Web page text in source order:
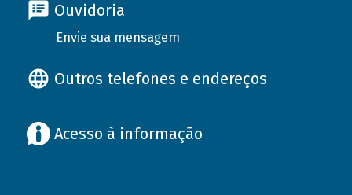
Ouvidoria
Envie sua mensagem
Outros telefones e endereços
Acesso à informação